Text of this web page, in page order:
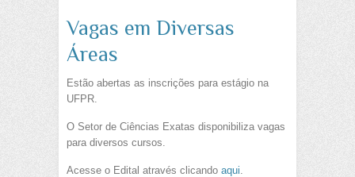
Vagas em Diversas
Áreas
Estão abertas as inscrições para estágio na
UFPR.
O Setor de Ciências Exatas disponibiliza vagas
para diversos cursos.
Acesse o Edital através clicando aqui